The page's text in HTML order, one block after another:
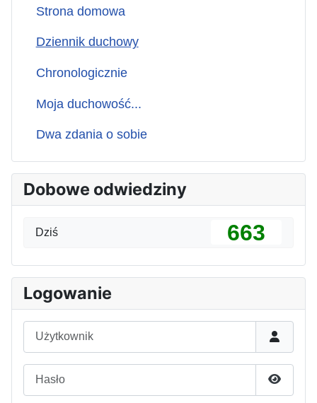
Strona domowa
Dziennik duchowy
Chronologicznie
Moja duchowość...
Dwa zdania o sobie
Dobowe odwiedziny
Dziś 663
Logowanie
Pokaż